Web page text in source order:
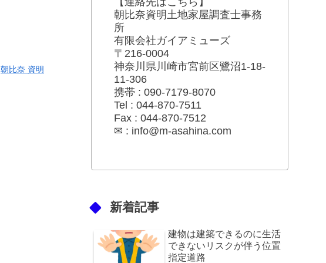
朝比奈 資明
朝比奈資明土地家屋調査士事務
所
有限会社ガイアミューズ
〒216-0004
神奈川県川崎市宮前区鷺沼1-18-
11-306
携帯 : 090-7179-8070
Tel : 044-870-7511
Fax : 044-870-7512
✉ : info@m-asahina.com
新着記事
建物は建築できるのに生活
できないリスクが伴う位置
指定道路